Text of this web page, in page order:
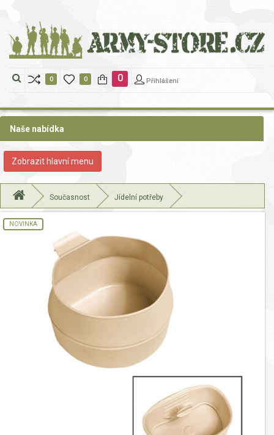
0 0 0 Přihlášení
Naše nabídka
Zobrazit
Zobrazit hlavní menu
Současnost Jídelní potřeby
NOVINKA